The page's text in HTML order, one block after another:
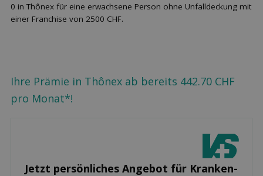
0 in Thônex für eine erwachsene Person ohne Unfalldeckung mit
einer Franchise von 2500 CHF.
Ihre Prämie in Thônex ab bereits 442.70 CHF
pro Monat*!
Jetzt persönliches Angebot für Kranken­